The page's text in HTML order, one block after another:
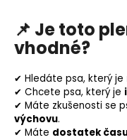
📌 Je toto
vhodné?
✔ Hledáte psa, který je
✔ Chcete psa, který je
✔ Máte zkušenosti se
výchovu.
✔ Máte dostatek